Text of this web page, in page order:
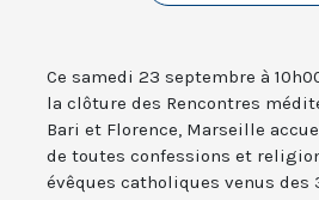
Ce samedi 23 septembre à
la clôture des Rencontres
Bari et Florence, Marseille
de toutes confessions et
évêques catholiques venus des